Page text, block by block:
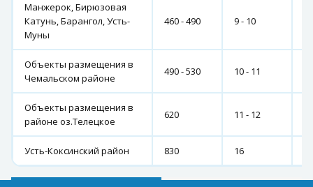
Манжерок, Бирюзовая
Катунь, Барангол, Усть-
Муны
460 - 490 9 - 10
Объекты размещения в
Чемальском районе
490 - 530 10 - 11
Объекты размещения в
районе оз.Телецкое
620 11 - 12
Усть-Коксинский район 830 16